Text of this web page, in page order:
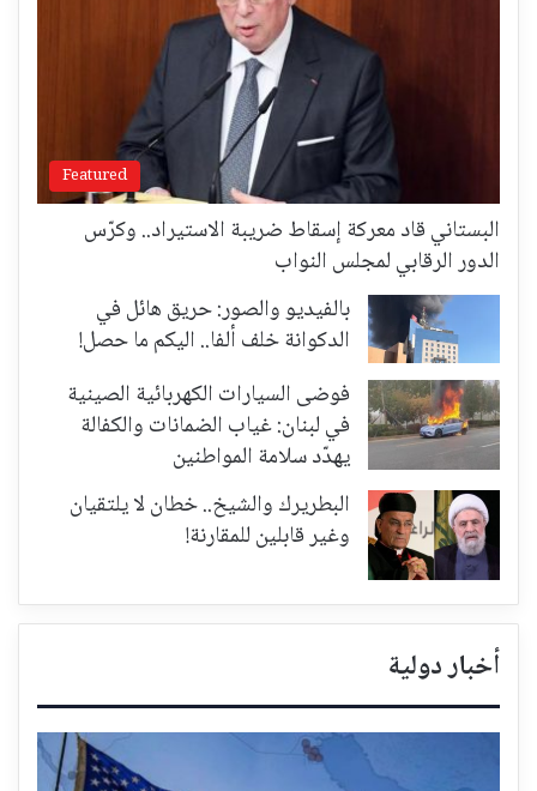
Featured
البستاني قاد معركة إسقاط ضريبة الاستيراد.. وكرّس
الدور الرقابي لمجلس النواب
بالفيديو والصور: حريق هائل في
الدكوانة خلف ألفا.. اليكم ما حصل!
فوضى السيارات الكهربائية الصينية
في لبنان: غياب الضمانات والكفالة
يهدّد سلامة المواطنين
البطريرك والشيخ.. خطان لا يلتقيان
وغير قابلين للمقارنة!
أخبار دولية